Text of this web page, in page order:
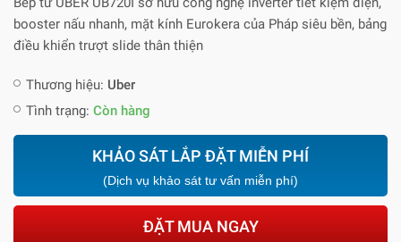
booster nấu nhanh, mặt kính Eurokera của Pháp siêu bền, bảng
điều khiển trượt slide thân thiện
Thương hiệu: Uber
Tình trạng: Còn hàng
KHẢO SÁT LẮP ĐẶT MIỄN PHÍ
(Dịch vụ khảo sát tư vấn miễn phí)
ĐẶT MUA NGAY